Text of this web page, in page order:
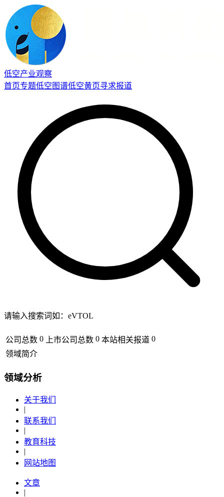
低空产业观察
首页专题低空图谱低空黄页寻求报道
请输入搜索词如：eVTOL
公司总数 0 上市公司总数 0 本站相关报道 0
领域简介
领域分析
关于我们
|
联系我们
|
教育科技
|
网站地图
文章
|